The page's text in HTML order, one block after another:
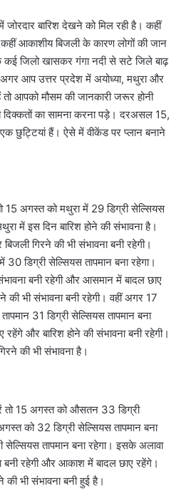
बारिश देखने को मिल रही है। कहीं
आकाशीय बिजली के कारण लोगों की जान
कई जिलो खासकर गंगा नदी से सटे जिले बाढ़
आप उत्तर प्रदेश में अयोध्या, मथुरा और
तो आपको मौसम की जानकारी जरूर होनी
दिक्कतों का सामना करना पड़े। दरअसल 15,
छुट्टियां हैं। ऐसे में वीकेंड पर प्लान बनाने
15 अगस्त को मथुरा में 29 डिग्री सेल्सियस
में इस दिन बारिश होने की संभावना है।
गिरने की भी संभावना बनी रहेगी।
डिग्री सेल्सियस तापमान बना रहेगा।
बनी रहेगी और आसमान में बादल छाए
की भी संभावना बनी रहेगी। वहीं अगर 17
31 डिग्री सेल्सियस तापमान बना
और बारिश होने की संभावना बनी रहेगी।
की भी संभावना है।
तो 15 अगस्त को औसतन 33 डिग्री
को 32 डिग्री सेल्सियस तापमान बना
तापमान बना रहेगा। इसके अलावा
बनी रहेगी और आकाश में बादल छाए रहेंगे।
की भी संभावना बनी हुई है।